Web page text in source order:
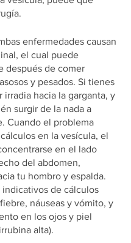
enfermedades causan
el cual puede
después de comer
y pesados. Si tienes
irradia hacia la garganta, y
surgir de la nada a
Cuando el problema
en la vesícula, el
en el lado
del abdomen,
tu hombro y espalda.
indicativos de cálculos
náuseas y vómito, y
en los ojos y piel
alta).